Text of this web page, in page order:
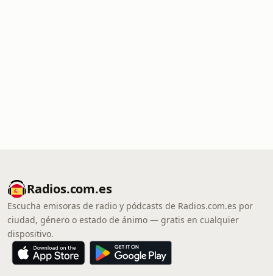
Radios.com.es
Escucha emisoras de radio y pódcasts de Radios.com.es por
ciudad, género o estado de ánimo — gratis en cualquier
dispositivo.